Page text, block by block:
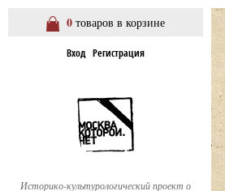
0 товаров в корзине
Вход Регистрация
Историко-культурологический проект о